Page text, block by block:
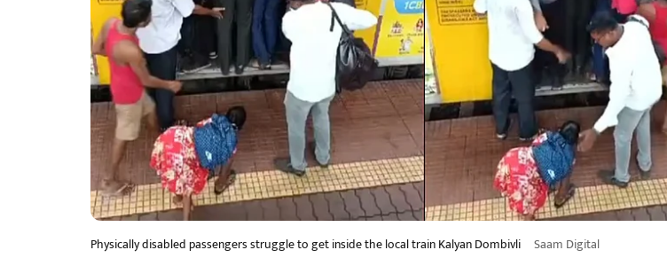
Physically disabled passengers struggle to get inside the local train Kalyan Dombivli Saam Digital